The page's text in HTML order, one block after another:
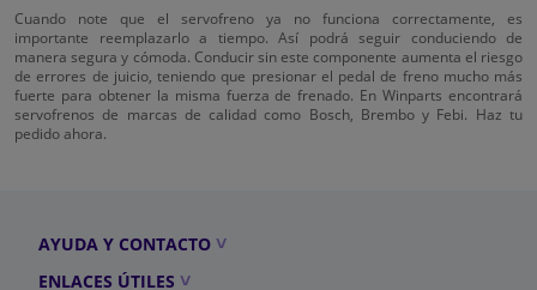
Cuando note que el servofreno ya no funciona correctamente, es
importante reemplazarlo a tiempo. Así podrá seguir conduciendo de
manera segura y cómoda. Conducir sin este componente aumenta el riesgo
de errores de juicio, teniendo que presionar el pedal de freno mucho más
fuerte para obtener la misma fuerza de frenado. En Winparts encontrará
servofrenos de marcas de calidad como Bosch, Brembo y Febi. Haz tu
pedido ahora.
AYUDA Y CONTACTO
ENLACES ÚTILES